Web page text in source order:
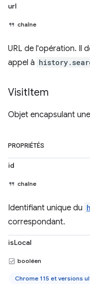
url
chaîne
URL de l'opération. Il
appel à
VisitItem
Objet encapsulant
PROPRIÉTÉS
id
chaîne
Identifiant unique du
correspondant.
isLocal
booléen
Chrome 115 et versions